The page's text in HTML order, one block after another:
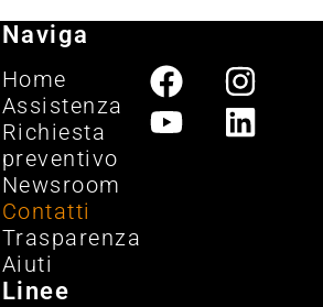
Naviga
Home
Assistenza
Richiesta
preventivo
Newsroom
Contatti
Trasparenza
Aiuti
Linee